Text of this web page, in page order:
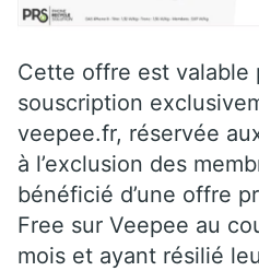
Cette offre est valable
souscription
veepee.fr, réservée
à l’exclusion des
bénéficié d’une offre
Free sur Veepee au
mois et ayant résilié